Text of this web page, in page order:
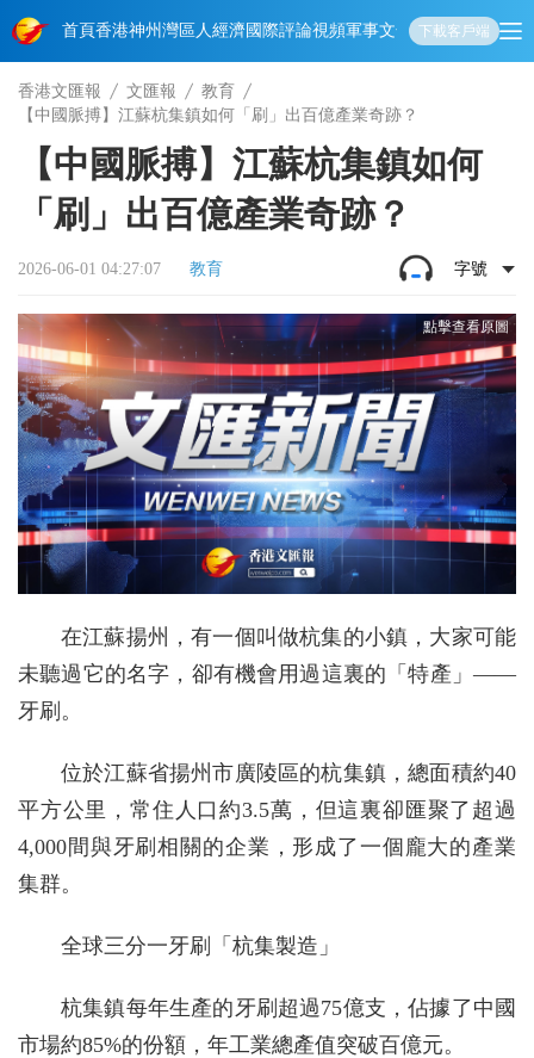
首頁香港神州 灣區人經濟國際評論視頻軍事文化 娛樂生活教育體
下載客戶端
香港文匯報 文匯報
教育
【中國脈搏】江蘇杭集鎮如何「刷」出百億產業奇跡？
【中國脈搏】江蘇杭集鎮如何
「刷」出百億產業奇跡？
2026-06-01 04:27:07 教育 字號
在江蘇揚州，有一個叫做杭集的小鎮，大家可能
未聽過它的名字，卻有機會用過這裏的「特產」——
牙刷。
位於江蘇省揚州市廣陵區的杭集鎮，總面積約40
平方公里，常住人口約3.5萬，但這裏卻匯聚了超過
4,000間與牙刷相關的企業，形成了一個龐大的產業
集群。
全球三分一牙刷「杭集製造」
杭集鎮每年生產的牙刷超過75億支，佔據了中國
市場約85%的份額，年工業總產值突破百億元。